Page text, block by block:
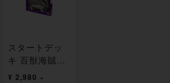
スタートデッ
キ 百獣海賊団
【ST-04】
¥ 2,980 ~